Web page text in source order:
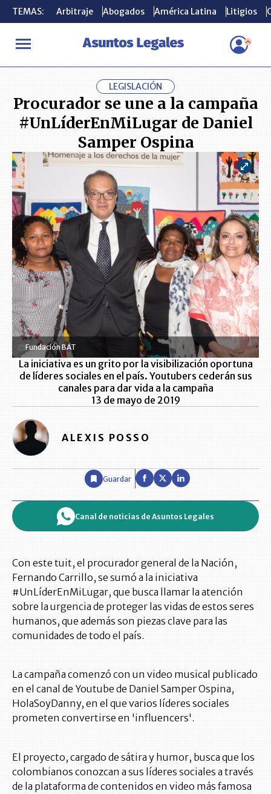
TEMAS: Arbitraje Abogados América Latina Litigios
INICIO ACTUALIDAD Procurador se une a la campaña
TEMAS: Arbitraje Abogados América Latina Litigios
LEGISLACIÓN
Procurador se une a la campaña
#UnLíderEnMiLugar de Daniel
Samper Ospina
Fundación BAT
La iniciativa es un grito por la visibilización oportuna
de líderes sociales en el país. Youtubers cederán sus
canales para dar vida a la campaña
13 de mayo de 2019
ALEXIS POSSO
Guardar
Canal de noticias de Asuntos Legales
Con este tuit, el procurador general de la Nación,
Fernando Carrillo, se sumó a la iniciativa
#UnLíderEnMiLugar, que busca llamar la atención
sobre la urgencia de proteger las vidas de estos seres
humanos, que además son piezas clave para las
comunidades de todo el país.
La campaña comenzó con un video musical publicado
en el canal de Youtube de Daniel Samper Ospina,
HolaSoyDanny, en el que varios líderes sociales
prometen convertirse en 'influencers'.
El proyecto, cargado de sátira y humor, busca que los
colombianos conozcan a sus líderes sociales a través
de la plataforma de contenidos en video más famosa